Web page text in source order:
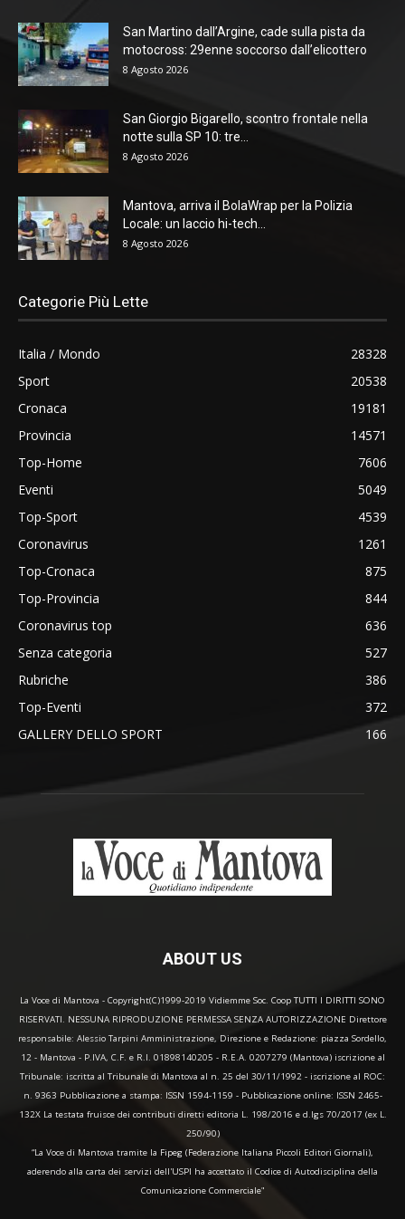
San Martino dall’Argine, cade sulla pista da
motocross: 29enne soccorso dall’elicottero
8 Agosto 2026
San Giorgio Bigarello, scontro frontale nella
notte sulla SP 10: tre...
8 Agosto 2026
Mantova, arriva il BolaWrap per la Polizia
Locale: un laccio hi-tech...
8 Agosto 2026
Categorie Più Lette
Italia / Mondo
28328
Sport
20538
Cronaca
19181
Provincia
14571
Top-Home
7606
Eventi
5049
Top-Sport
4539
Coronavirus
1261
Top-Cronaca
875
Top-Provincia
844
Coronavirus top
636
Senza categoria
527
Rubriche
386
Top-Eventi
372
GALLERY DELLO SPORT
166
ABOUT US
La Voce di Mantova - Copyright(C)1999-2019 Vidiemme Soc. Coop TUTTI I DIRITTI SONO
RISERVATI. NESSUNA RIPRODUZIONE PERMESSA SENZA AUTORIZZAZIONE Direttore
responsabile: Alessio Tarpini Amministrazione, Direzione e Redazione: piazza Sordello,
12 - Mantova - P.IVA, C.F. e R.I. 01898140205 - R.E.A. 0207279 (Mantova) iscrizione al
Tribunale: iscritta al Tribunale di Mantova al n. 25 del 30/11/1992 - iscrizione al ROC:
n. 9363 Pubblicazione a stampa: ISSN 1594-1159 - Pubblicazione online: ISSN 2465-
132X La testata fruisce dei contributi diretti editoria L. 198/2016 e d.lgs 70/2017 (ex L.
250/90)
“La Voce di Mantova tramite la Fipeg (Federazione Italiana Piccoli Editori Giornali),
aderendo alla carta dei servizi dell'USPI ha accettato il Codice di Autodisciplina della
Comunicazione Commerciale"